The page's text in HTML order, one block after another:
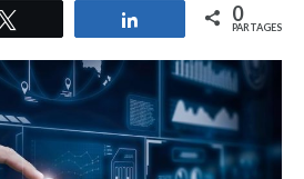
Partagez 0
PARTAGES